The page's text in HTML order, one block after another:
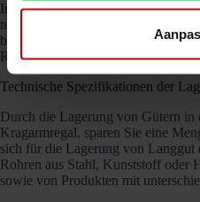
In der Praxis bedeutet dies, dass
nicht viel mehr Fixkosten auf sich
bedeutet bei den Produkten von
Rechnung.
Technische Spezifikationen der
Durch die Lagerung von Gütern in
Kragarmregal, sparen Sie eine
sich für die Lagerung von Langgut
Rohren aus Stahl, Kunststoff oder
sowie von Produkten mit